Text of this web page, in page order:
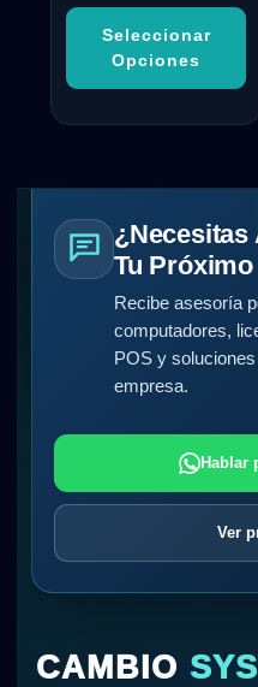
Seleccionar
Opciones
¿Necesitas
Tu
Recibe asesoría
computadores,
POS y
empresa.
Hablar
Ver
CAMBIO